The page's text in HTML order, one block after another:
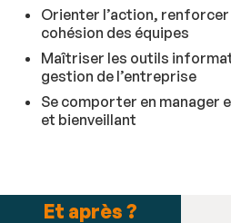
Orienter l’action,
cohésion des équipes
Maîtriser les outils
gestion de l’entreprise
Se comporter en manager
et bienveillant
Et après ?